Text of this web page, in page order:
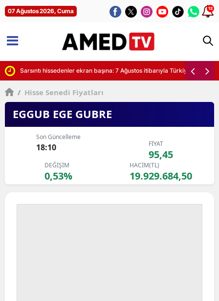
07 Ağustos 2026, Cuma 12
Sarsıntı hissedenler ekran başına: 7 Ağustos itibarıyla Türkiye'de son
/ Hisse Senedi Fiyatları
EGGUB EGE GUBRE
Son Güncelleme
18:10 FİYAT
95,45
DEĞİŞİM
0,53%
HACİM(TL)
19.929.684,50